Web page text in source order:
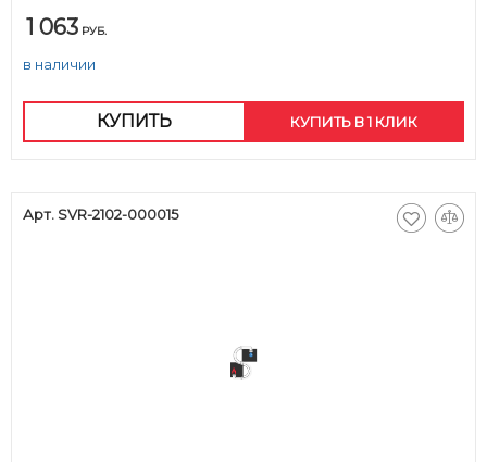
1 063 РУБ.
в наличии
КУПИТЬ КУПИТЬ В 1 КЛИК
Арт. SVR-2102-000015